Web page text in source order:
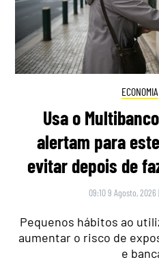
ECONOMIA
Usa o
alertam para
evitar depois de
09:10 9 Agosto, 2026 |
Pequenos hábitos ao
aumentar o risco de
e